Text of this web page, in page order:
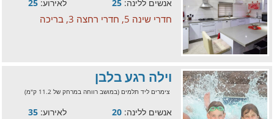
אנשים ללינה: 25 לאירוע: 25
חדרי שינה 5, חדרי רחצה 3, בריכה
וילה רגע בלבן
צימרים ליד תלמים (במושב רווחה במרחק של 11.2 ק"מ)
אנשים ללינה: 20 לאירוע: 35